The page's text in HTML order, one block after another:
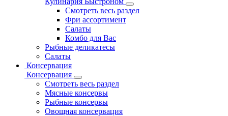
Смотреть весь раздел
Фри ассортимент
Салаты
Комбо для Вас
Рыбные деликатесы
Салаты
Консервация
Консервация
Смотреть весь раздел
Мясные консервы
Рыбные консервы
Овощная консервация